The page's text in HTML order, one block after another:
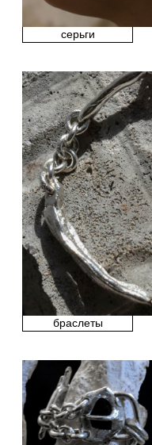
rough jwlry